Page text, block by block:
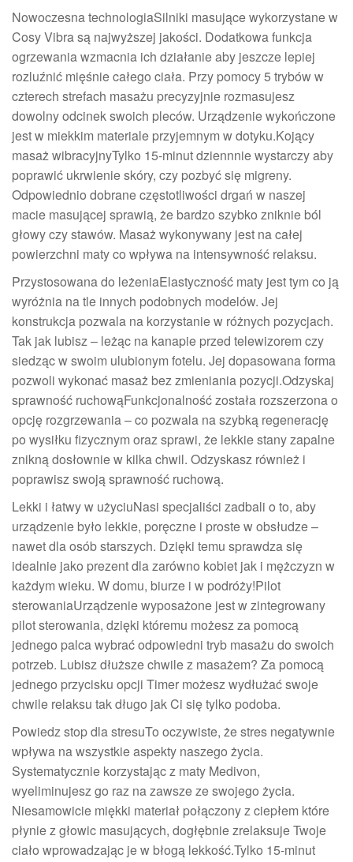
Nowoczesna technologiaSilniki masujące wykorzystane w
Cosy Vibra są najwyższej jakości. Dodatkowa funkcja
ogrzewania wzmacnia ich działanie aby jeszcze lepiej
rozluźnić mięśnie całego ciała. Przy pomocy 5 trybów w
czterech strefach masażu precyzyjnie rozmasujesz
dowolny odcinek swoich pleców. Urządzenie wykończone
jest w miekkim materiale przyjemnym w dotyku.Kojący
masaż wibracyjnyTylko 15-minut dziennnie wystarczy aby
poprawić ukrwienie skóry, czy pozbyć się migreny.
Odpowiednio dobrane częstotliwości drgań w naszej
macie masującej sprawią, że bardzo szybko zniknie ból
głowy czy stawów. Masaż wykonywany jest na całej
powierzchni maty co wpływa na intensywność relaksu.
Przystosowana do leżeniaElastyczność maty jest tym co ją
wyróżnia na tle innych podobnych modelów. Jej
konstrukcja pozwala na korzystanie w różnych pozycjach.
Tak jak lubisz – leżąc na kanapie przed telewizorem czy
siedząc w swoim ulubionym fotelu. Jej dopasowana forma
pozwoli wykonać masaż bez zmieniania pozycji.Odzyskaj
sprawność ruchowąFunkcjonalność została rozszerzona o
opcję rozgrzewania – co pozwala na szybką regenerację
po wysiłku fizycznym oraz sprawi, że lekkie stany zapalne
znikną dosłownie w kilka chwil. Odzyskasz również i
poprawisz swoją sprawność ruchową.
Lekki i łatwy w użyciuNasi specjaliści zadbali o to, aby
urządzenie było lekkie, poręczne i proste w obsłudze –
nawet dla osób starszych. Dzięki temu sprawdza się
idealnie jako prezent dla zarówno kobiet jak i mężczyzn w
każdym wieku. W domu, biurze i w podróży!Pilot
sterowaniaUrządzenie wyposażone jest w zintegrowany
pilot sterowania, dzięki któremu możesz za pomocą
jednego palca wybrać odpowiedni tryb masażu do swoich
potrzeb. Lubisz dłuższe chwile z masażem? Za pomocą
jednego przycisku opcji Timer możesz wydłużać swoje
chwile relaksu tak długo jak Ci się tylko podoba.
Powiedz stop dla stresuTo oczywiste, że stres negatywnie
wpływa na wszystkie aspekty naszego życia.
Systematycznie korzystając z maty Medivon,
wyeliminujesz go raz na zawsze ze swojego życia.
Niesamowicie miękki materiał połączony z ciepłem które
płynie z głowic masujących, dogłębnie zrelaksuje Twoje
ciało wprowadzając je w błogą lekkość.Tylko 15-minut